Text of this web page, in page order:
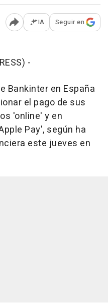
Abrir opciones para
IA Seguir en
-
Bankinter en España
el pago de sus
'online' y en
Pay', según ha
este jueves en